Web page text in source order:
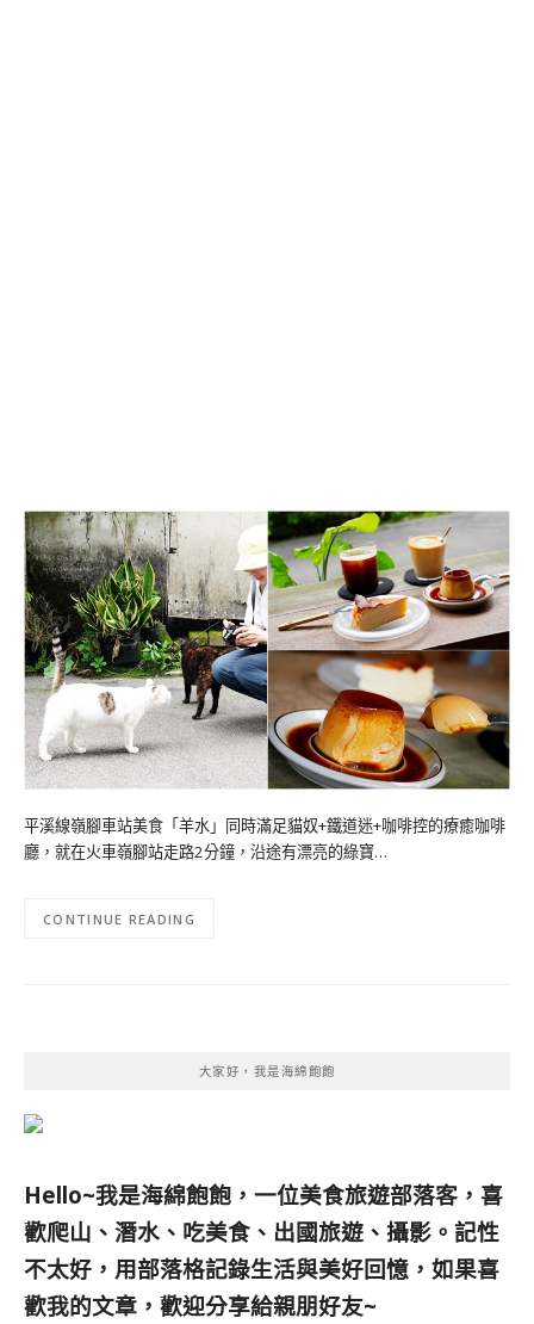
平溪線嶺腳車站美食「羊水」同時滿足貓奴+鐵道迷+咖啡控的療癒咖啡
廳，就在火車嶺腳站走路2分鐘，沿途有漂亮的綠寶…
CONTINUE READING
大家好，我是海綿飽飽
Hello~我是海綿飽飽，一位美食旅遊部落客， 喜
歡爬山、潛水、吃美食、出國旅遊、攝影。 記性
不太好，用部落格記錄生活與美好回憶， 如果喜
歡我的文章，歡迎分享給親朋好友~